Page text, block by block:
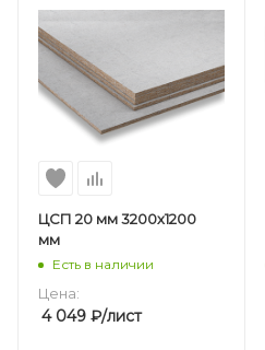
ЦСП 20 мм 3200х1200
мм
Есть в наличии
Цена:
4 049 ₽/лист